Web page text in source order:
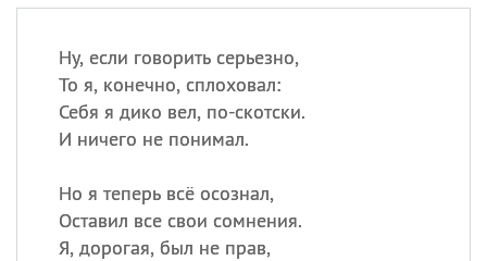
Ну, если говорить серьезно,
То я, конечно, сплоховал:
Себя я дико вел, по-скотски.
И ничего не понимал.
Но я теперь всё осознал,
Оставил все свои сомнения.
Я, дорогая, был не прав,